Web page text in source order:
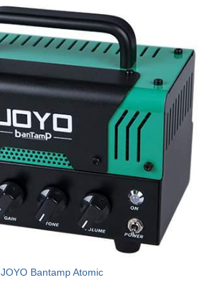
JOYO Bantamp Atomic